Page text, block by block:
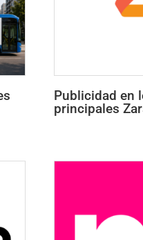
Publicidad en
principales